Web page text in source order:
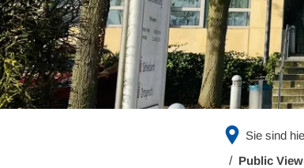
Sie sind
Public